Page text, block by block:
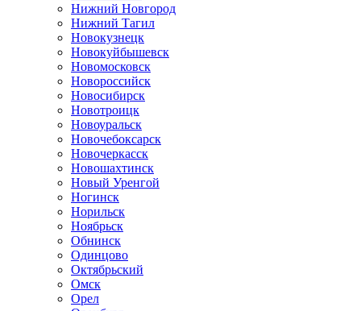
Нижний Новгород
Нижний Тагил
Новокузнецк
Новокуйбышевск
Новомосковск
Новороссийск
Новосибирск
Новотроицк
Новоуральск
Новочебоксарск
Новочеркасск
Новошахтинск
Новый Уренгой
Ногинск
Норильск
Ноябрьск
Обнинск
Одинцово
Октябрьский
Омск
Орел